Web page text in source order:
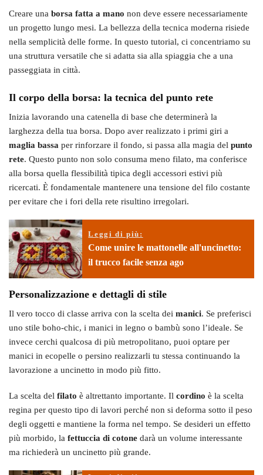
Creare una borsa fatta a mano non deve essere necessariamente
un progetto lungo mesi. La bellezza della tecnica moderna risiede
nella semplicità delle forme. In questo tutorial, ci concentriamo su
una struttura versatile che si adatta sia alla spiaggia che a una
passeggiata in città.
Il corpo della borsa: la tecnica del punto rete
Inizia lavorando una catenella di base che determinerà la
larghezza della tua borsa. Dopo aver realizzato i primi giri a
maglia bassa per rinforzare il fondo, si passa alla magia del punto
rete. Questo punto non solo consuma meno filato, ma conferisce
alla borsa quella flessibilità tipica degli accessori estivi più
ricercati. È fondamentale mantenere una tensione del filo costante
per evitare che i fori della rete risultino irregolari.
Leggi di più:
Come unire le mattonelle all'uncinetto:
il trucco facile senza ago
Personalizzazione e dettagli di stile
Il vero tocco di classe arriva con la scelta dei manici. Se preferisci
uno stile boho-chic, i manici in legno o bambù sono l’ideale. Se
invece cerchi qualcosa di più metropolitano, puoi optare per
manici in ecopelle o persino realizzarli tu stessa continuando la
lavorazione a uncinetto in modo più fitto.
La scelta del filato è altrettanto importante. Il cordino è la scelta
regina per questo tipo di lavori perché non si deforma sotto il peso
degli oggetti e mantiene la forma nel tempo. Se desideri un effetto
più morbido, la fettuccia di cotone darà un volume interessante
ma richiederà un uncinetto più grande.